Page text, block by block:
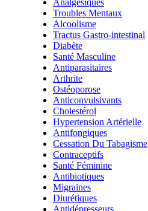
Troubles Mentaux
Alcoolisme
Tractus Gastro-intestinal
Diabète
Santé Masculine
Antiparasitaires
Arthrite
Ostéoporose
Anticonvulsivants
Cholestérol
Hypertension Artérielle
Antifongiques
Cessation Du Tabagisme
Contraceptifs
Santé Féminine
Antibiotiques
Migraines
Diurétiques
Antidépresseurs